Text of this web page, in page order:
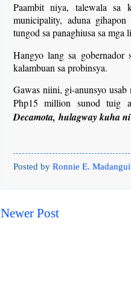
Paambit niya, talewala sa
municipality, aduna
tungod sa panaghiusa sa
Hangyo lang sa gobernador
kalambuan sa probinsya.
Gawas niini, gi-anunsyo
Php15 million sunod tuig
Decamota, hulagway kuha
Posted by Ronnie E.
Newer Post